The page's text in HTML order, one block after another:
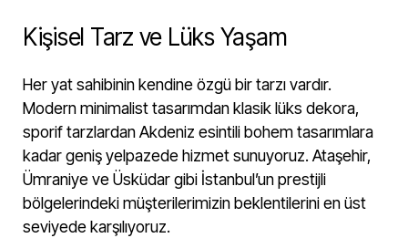
Kişisel Tarz ve Lüks Yaşam
Her yat sahibinin kendine özgü bir tarzı vardır.
Modern minimalist tasarımdan klasik lüks dekora,
sporif tarzlardan Akdeniz esintili bohem tasarımlara
kadar geniş yelpazede hizmet sunuyoruz. Ataşehir,
Ümraniye ve Üsküdar gibi İstanbul’un prestijli
bölgelerindeki müşterilerimizin beklentilerini en üst
seviyede karşılıyoruz.